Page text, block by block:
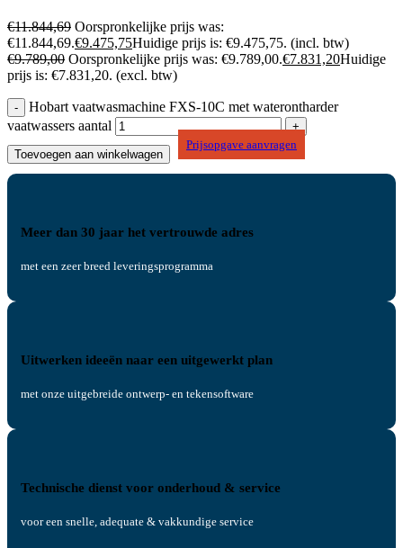
€11.844,69 Oorspronkelijke prijs was:
€11.844,69.€9.475,75Huidige prijs is: €9.475,75. (incl. btw)
€9.789,00 Oorspronkelijke prijs was: €9.789,00.€7.831,20Huidige
prijs is: €7.831,20. (excl. btw)
Hobart vaatwasmachine FXS-10C met waterontharder
vaatwassers aantal
Toevoegen aan winkelwagen
Prijsopgave aanvragen
Meer dan 30 jaar het vertrouwde adres
met een zeer breed leveringsprogramma
Uitwerken ideeën naar een uitgewerkt plan
met onze uitgebreide ontwerp- en tekensoftware
Technische dienst voor onderhoud & service
voor een snelle, adequate & vakkundige service